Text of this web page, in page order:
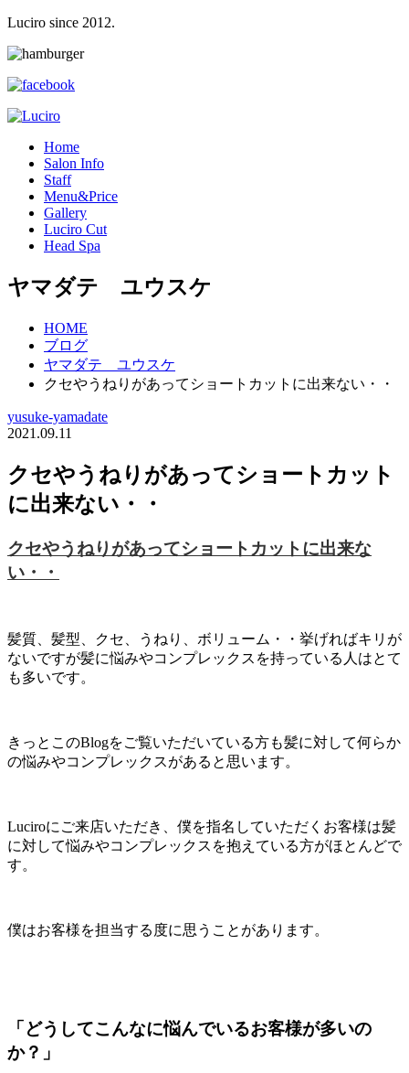
Luciro since 2012.
Home
Salon Info
Staff
Menu&Price
Gallery
Luciro Cut
Head Spa
ヤマダテ ユウスケ
HOME
ブログ
ヤマダテ ユウスケ
クセやうねりがあってショートカットに出来ない・・
yusuke-yamadate
2021.09.11
クセやうねりがあってショートカット
に出来ない・・
クセやうねりがあってショートカットに出来な
い・・
髪質、髪型、クセ、うねり、ボリューム・・挙げればキリが
ないですが髪に悩みやコンプレックスを持っている人はとて
も多いです。
きっとこのBlogをご覧いただいている方も髪に対して何らか
の悩みやコンプレックスがあると思います。
Luciroにご来店いただき、僕を指名していただくお客様は髪
に対して悩みやコンプレックスを抱えている方がほとんどで
す。
僕はお客様を担当する度に思うことがあります。
「どうしてこんなに悩んでいるお客様が多いの
か？」